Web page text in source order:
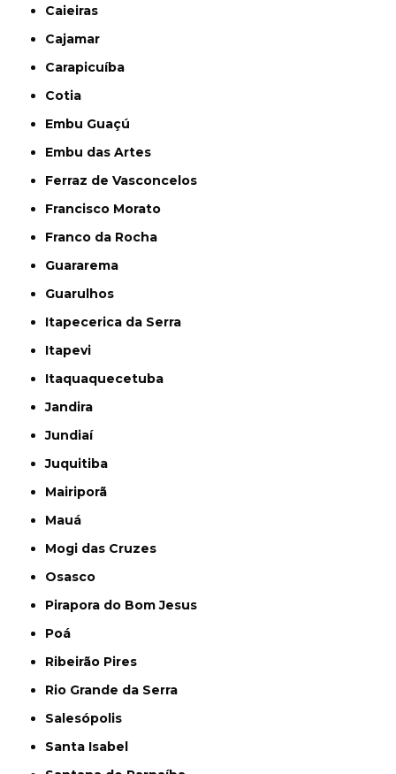
Caieiras
Cajamar
Carapicuíba
Cotia
Embu Guaçú
Embu das Artes
Ferraz de Vasconcelos
Francisco Morato
Franco da Rocha
Guararema
Guarulhos
Itapecerica da Serra
Itapevi
Itaquaquecetuba
Jandira
Jundiaí
Juquitiba
Mairiporã
Mauá
Mogi das Cruzes
Osasco
Pirapora do Bom Jesus
Poá
Ribeirão Pires
Rio Grande da Serra
Salesópolis
Santa Isabel